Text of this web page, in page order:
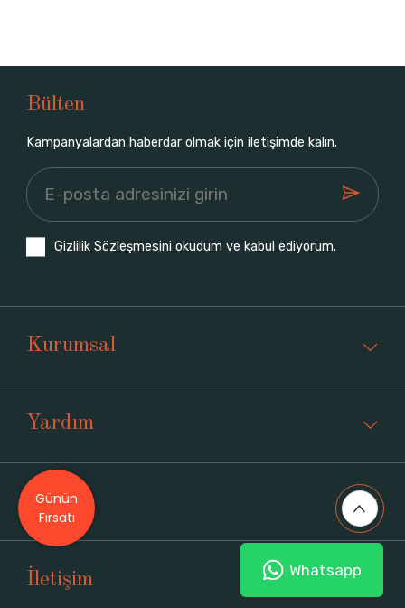
Bülten
Kampanyalardan haberdar olmak için iletişimde kalın.
Gizlilik Sözleşmesini okudum ve kabul ediyorum.
Kurumsal
Yardım
Üyelik
İletişim Whatsapp
Günün
Fırsatı